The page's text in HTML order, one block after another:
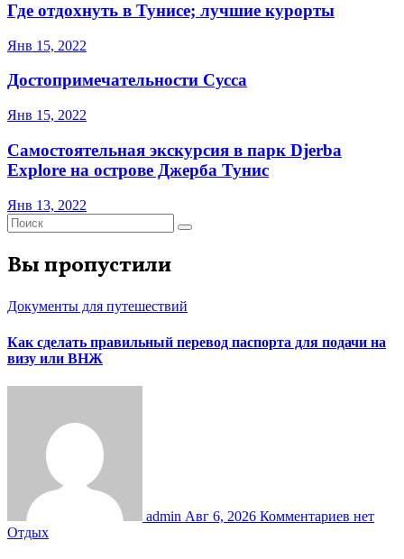
Где отдохнуть в Тунисе; лучшие курорты
Янв 15, 2022
Достопримечательности Сусса
Янв 15, 2022
Самостоятельная экскурсия в парк Djerba
Explore на острове Джерба Тунис
Янв 13, 2022
Вы пропустили
Документы для путешествий
Как сделать правильный перевод паспорта для подачи на
визу или ВНЖ
admin Авг 6, 2026 Комментариев нет
Отдых